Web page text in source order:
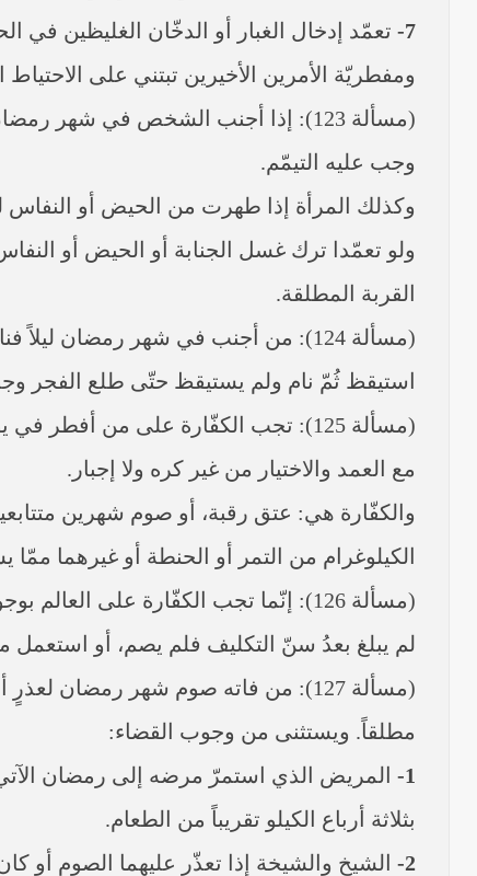
7-
تعمّد إدخال الغبار أو الدخّان الغليظين في
ومفطريّة الأمرين الأخيرين تبتني على الاحتياط
(مسألة 123): إذا أجنب الشخص في
وجب عليه التيمّم.
وكذلك المرأة إذا طهرت من الحيض أو النفاس
ولو تعمّدا ترك غسل الجنابة أو الحيض أو
القربة المطلقة.
(مسألة 124): من أجنب في شهر رمضان
استيقظ ثُمّ نام ولم يستيقظ حتّى طلع الفجر
(مسألة 125): تجب الكفّارة على من
مع العمد والاختيار من غير كره ولا إجبار.
والكفّارة هي: عتق رقبة، أو صوم شهرين
الكيلوغرام من التمر أو الحنطة أو غيرهما
(مسألة 126): إنّما تجب الكفّارة على
لم يبلغ بعدُ سنّ التكليف فلم يصم، أو استعمل
(مسألة 127): من فاته صوم شهر رمضان
مطلقاً. ويستثنى من وجوب القضاء:
1-
المريض الذي استمرّ مرضه إلى رمضان
بثلاثة أرباع الكيلو تقريباً من الطعام.
2-
الشيخ والشيخة إذا تعذّر عليهما الصوم أو